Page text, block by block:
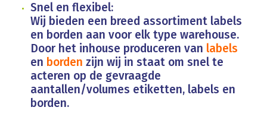
Snel en flexibel:
Wij bieden een breed assortiment labels
en borden aan voor elk type warehouse.
Door het inhouse produceren van labels
en borden zijn wij in staat om snel te
acteren op de gevraagde
aantallen/volumes etiketten, labels en
borden.